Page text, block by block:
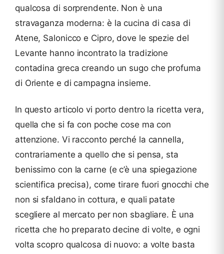
qualcosa di sorprendente. Non è una
stravaganza moderna: è la cucina di casa di
Atene, Salonicco e Cipro, dove le spezie del
Levante hanno incontrato la tradizione
contadina greca creando un sugo che profuma
di Oriente e di campagna insieme.
In questo articolo vi porto dentro la ricetta vera,
quella che si fa con poche cose ma con
attenzione. Vi racconto perché la cannella,
contrariamente a quello che si pensa, sta
benissimo con la carne (e c’è una spiegazione
scientifica precisa), come tirare fuori gnocchi che
non si sfaldano in cottura, e quali patate
scegliere al mercato per non sbagliare. È una
ricetta che ho preparato decine di volte, e ogni
volta scopro qualcosa di nuovo: a volte basta